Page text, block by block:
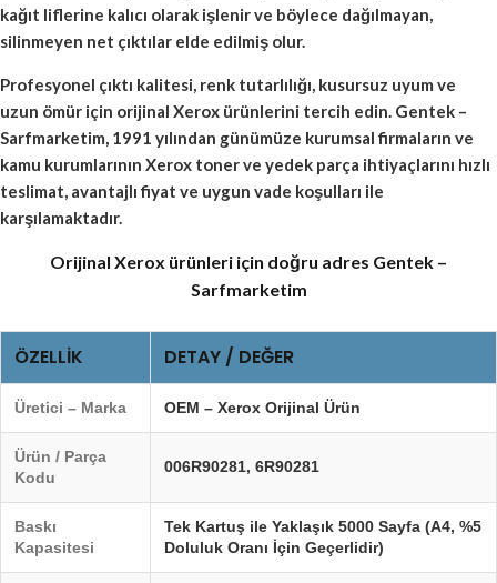
kağıt liflerine kalıcı olarak işlenir ve böylece dağılmayan,
silinmeyen net çıktılar elde edilmiş olur.
Profesyonel çıktı kalitesi, renk tutarlılığı, kusursuz uyum ve
uzun ömür için orijinal Xerox ürünlerini tercih edin. Gentek –
Sarfmarketim, 1991 yılından günümüze kurumsal firmaların ve
kamu kurumlarının Xerox toner ve yedek parça ihtiyaçlarını hızlı
teslimat, avantajlı fiyat ve uygun vade koşulları ile
karşılamaktadır.
Orijinal Xerox ürünleri için doğru adres Gentek –
Sarfmarketim
ÖZELLIK DETAY / DEĞER
Üretici – Marka OEM – Xerox Orijinal Ürün
Ürün / Parça
Kodu
006R90281, 6R90281
Baskı
Kapasitesi
Tek Kartuş ile Yaklaşık 5000 Sayfa (A4, %5
Doluluk Oranı İçin Geçerlidir)